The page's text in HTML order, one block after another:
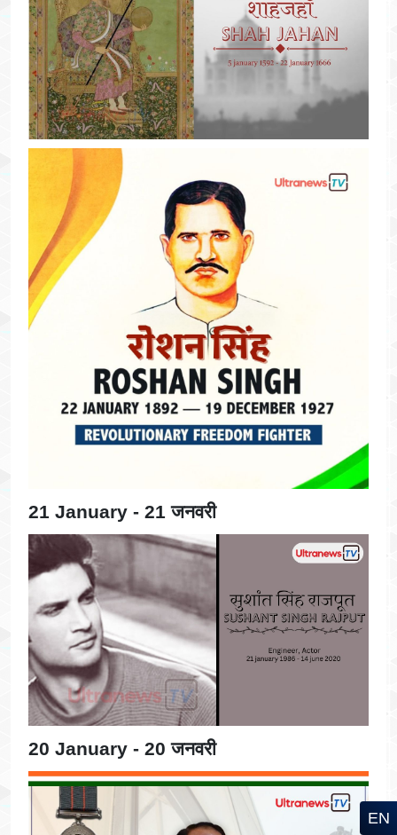
21 January - 21 जनवरी
20 January - 20 जनवरी
EN